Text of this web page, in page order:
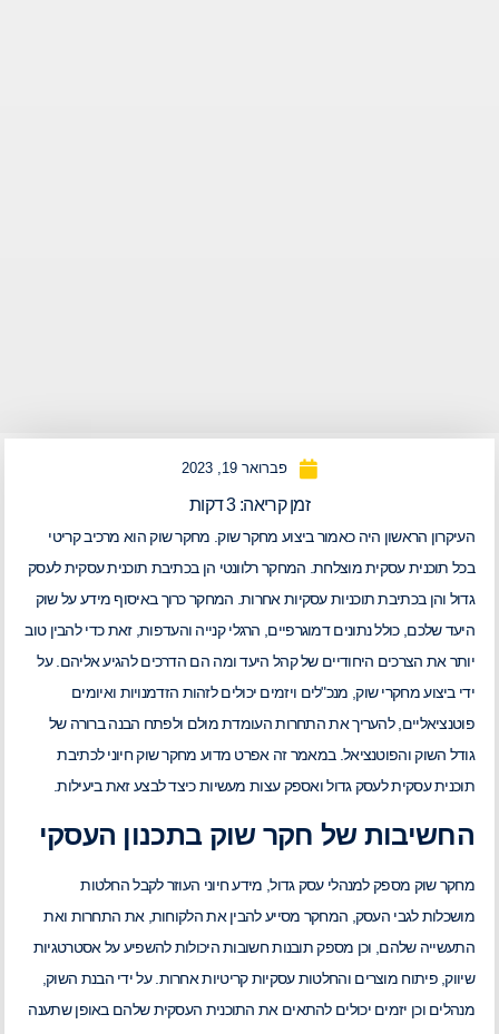
פברואר 19, 2023
זמן קריאה:3דקות
העיקרון הראשון היה כאמור ביצוע מחקר שוק. מחקר שוק הוא מרכיב קריטי
בכל תוכנית עסקית מוצלחת. המחקר רלוונטי הן בכתיבת תוכנית עסקית לעסק
גדול והן בכתיבת תוכניות עסקיות אחרות. המחקר כרוך באיסוף מידע על שוק
היעד שלכם, כולל נתונים דמוגרפיים, הרגלי קנייה והעדפות, זאת כדי להבין טוב
יותר את הצרכים היחודיים של קהל היעד ומה הם הדרכים להגיע אליהם. על
ידי ביצוע מחקרי שוק, מנכ"לים ויזמים יכולים לזהות הזדמנויות ואיומים
פוטנציאליים, להעריך את התחרות העומדת מולם ולפתח הבנה ברורה של
גודל השוק והפוטנציאל. במאמר זה אפרט מדוע מחקר שוק חיוני לכתיבת
תוכנית עסקית לעסק גדול ואספק עצות מעשיות כיצד לבצע זאת ביעילות.
החשיבות של חקר שוק בתכנון העסקי
מחקר שוק מספק למנהלי עסק גדול, מידע חיוני העוזר לקבל החלטות
מושכלות לגבי העסק, המחקר מסייע להבין את הלקוחות, את התחרות ואת
התעשייה שלהם, וכן מספק תובנות חשובות היכולות להשפיע על אסטרטגיות
שיווק, פיתוח מוצרים והחלטות עסקיות קריטיות אחרות. על ידי הבנת השוק,
מנהלים וכן יזמים יכולים להתאים את התוכנית העסקית שלהם באופן שתענה